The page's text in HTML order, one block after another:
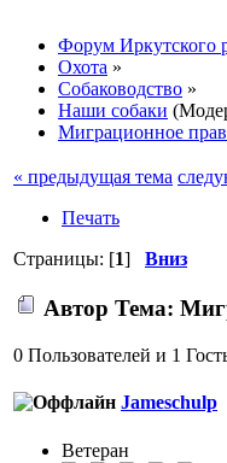
Форум
Охота »
Собаководство »
Наши собаки
Миграционное
« предыдущая тема
Печать
Страницы: [1] Вниз
Автор Тема:
0 Пользователей и 1
Jameschulp
Ветеран